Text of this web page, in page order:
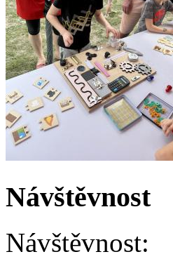
Návštěvnost
Návštěvnost: